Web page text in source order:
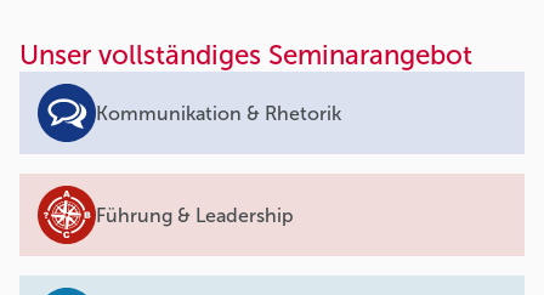
Unser vollständiges Seminarangebot
Kommunikation & Rhetorik
Führung & Leadership